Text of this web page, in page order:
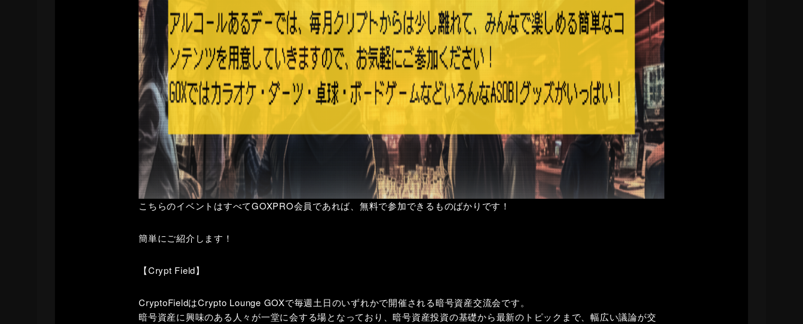
こちらのイベントはすべてGOXPRO会員であれば、無料で参加できるものばかりです！
簡単にご紹介します！
【Crypt Field】
CryptoFieldはCrypto Lounge GOXで毎週土日のいずれかで開催される暗号資産交流会です。
暗号資産に興味のある人々が一堂に会する場となっており、暗号資産投資の基礎から最新のトピックまで、幅広い議論が交